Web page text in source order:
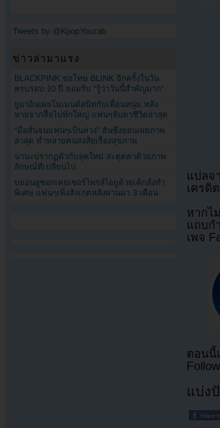
แปล
เครดิ
หากไ
แถบก
เพจ
ตอนนี้
แบ่ง
Tweets by @KpopYouzab
ข่าวล่ามาแรง
BLACKPINK ขอโทษ BLINK อีกครั้งในวัน
ครบรอบ 10 ปี ยอมรับ “รู้ว่าวันนี้สำคัญมาก”
ยูอาอินเผยโมเมนต์สนิทกับเพื่อนหนุ่ม หลัง
หายจากสื่อไปพักใหญ่ แฟนๆจับตาชีวิตล่าสุด
“มือสั่นจนแฟนๆเป็นห่วง” ฮันซึงยอนเผยภาพ
ล่าสุด ทำหลายคนสงสัยเรื่องสุขภาพ
นานะปรากฏตัวกับลุคใหม่ สะดุดตาด้วยภาพ
ลักษณ์ที่เปลี่ยนไป
บยอนอูซอกเคยเซอร์ไพรส์ไอยูด้วยเค้กสั่งทำ
พิเศษ แฟนๆเพิ่งสังเกตหลังผ่านมา 3 เดือน